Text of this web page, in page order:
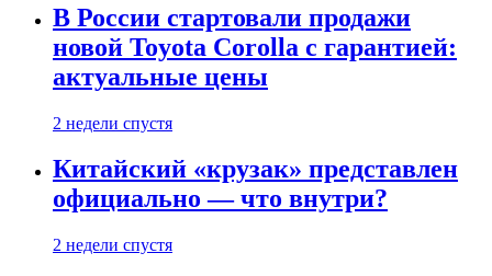
В России стартовали продажи
новой Toyota Corolla с гарантией:
актуальные цены
2 недели спустя
Китайский «крузак» представлен
официально — что внутри?
2 недели спустя